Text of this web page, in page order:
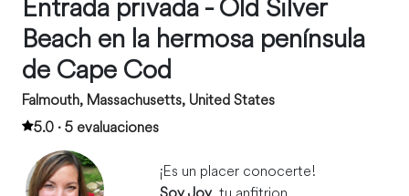
Beach en la hermosa península
de Cape Cod
Falmouth, Massachusetts, United States
5.0 · 5 evaluaciones
¡Es un placer conocerte!